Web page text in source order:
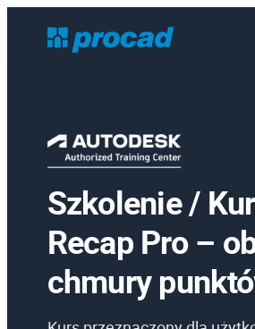
Szkolenie /
Recap Pro –
chmury
Oprogramowanie
Szkolenia